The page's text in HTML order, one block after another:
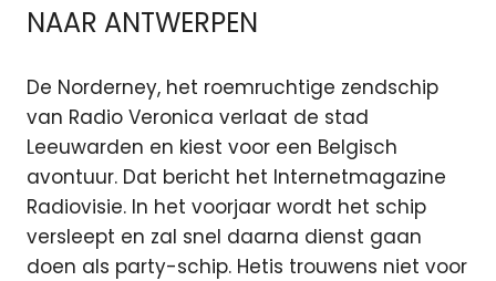
NAAR ANTWERPEN
De Norderney, het roemruchtige zendschip
van Radio Veronica verlaat de stad
Leeuwarden en kiest voor een Belgisch
avontuur. Dat bericht het Internetmagazine
Radiovisie. In het voorjaar wordt het schip
versleept en zal snel daarna dienst gaan
doen als party-schip. Hetis trouwens niet voor